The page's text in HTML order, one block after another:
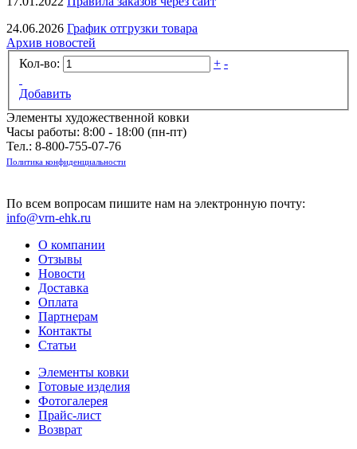
24.06.2026 График отгрузки товара
Архив новостей
Кол-во:
+ -
Добавить
Элементы художественной ковки
Часы работы: 8:00 - 18:00 (пн-пт)
Тел.: 8-800-755-07-76
Политика конфиденциальности
По всем вопросам пишите нам на электронную почту:
info@vrn-ehk.ru
О компании
Отзывы
Новости
Доставка
Оплата
Партнерам
Контакты
Статьи
Элементы ковки
Готовые изделия
Фотогалерея
Прайс-лист
Возврат